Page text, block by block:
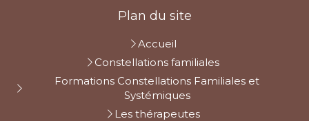
Plan du site
Accueil
Constellations familiales
Formations Constellations Familiales et
Systémiques
Les thérapeutes